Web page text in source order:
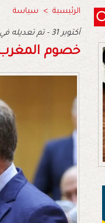
الرئيسية > سياسة
2023 أكتوبر 31 - تم تعديله في [التاريخ]
خصوم‭ ‬المغرب‭ ‬يتابعون‭ ‬بقلق‭ ‬كبير‭ ‬تشكيل‭ ‬الحكومة‭ ‬الإسبانية